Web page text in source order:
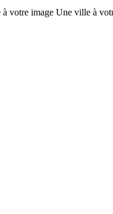
votre image Une ville à